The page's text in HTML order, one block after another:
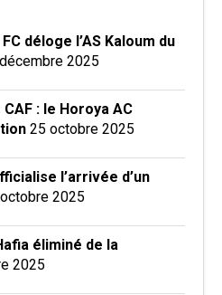
déloge l’AS Kaloum du
2025
: le Horoya AC
25 octobre 2025
l’arrivée d’un
2025
éliminé de la
2025